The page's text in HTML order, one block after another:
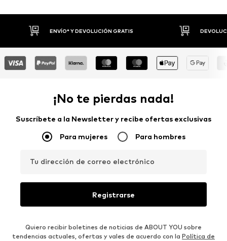
DEVOLUCIONES HASTA 30 DÍAS
¡No te pierdas nada!
Suscríbete a la Newsletter y recibe ofertas exclusivas
Para mujeres Para hombres
Tu dirección de correo electrónico
Registrarse
Quiero recibir boletines de noticias de ABOUT YOU sobre
tendencias actuales, ofertas y vales de acuerdo con la Política de